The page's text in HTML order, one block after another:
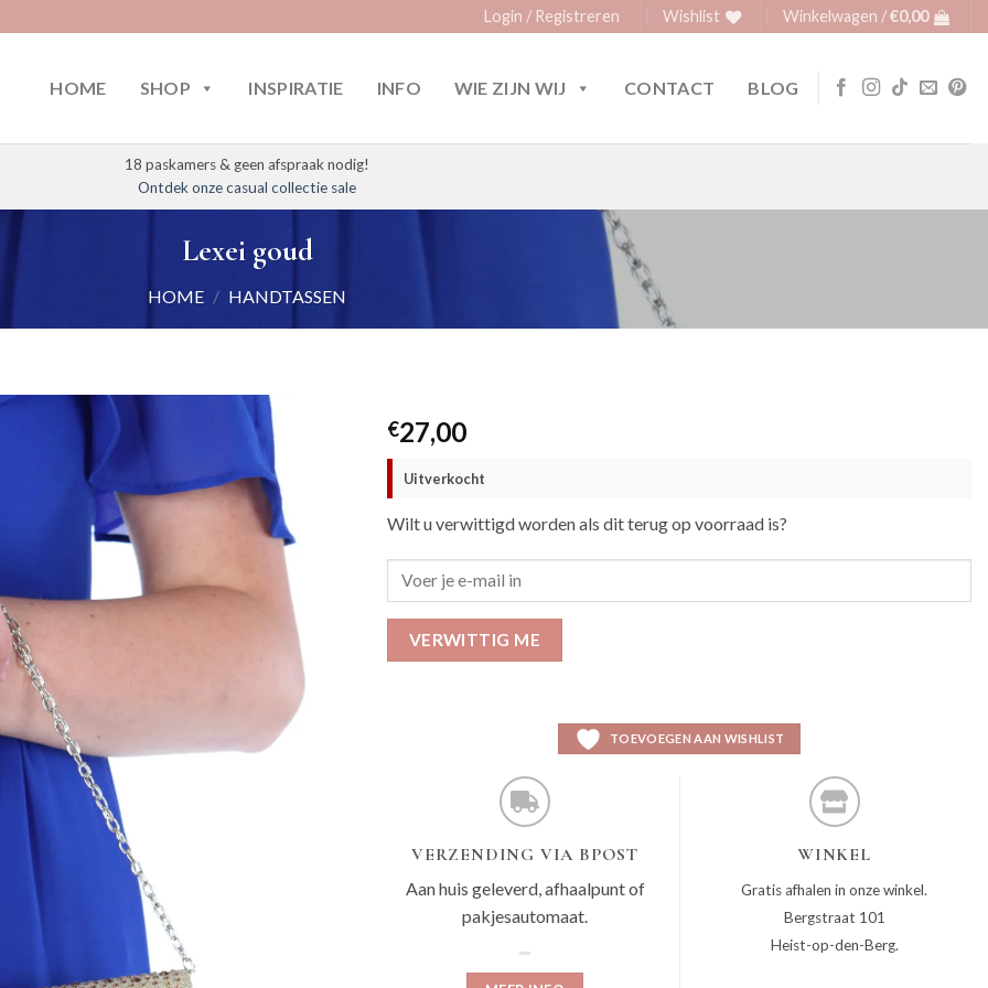
Login / Registreren Wishlist Winkelwagen /€0,00
HOME SHOP INSPIRATIE INFO WIE ZIJN WIJ CONTACT BLOG
18 paskamers & geen afspraak nodig!
Ontdek onze casual collectie sale
Lexei goud
HOME / HANDTASSEN
€27,00
Uitverkocht
Wilt u verwittigd worden als dit terug op voorraad is?
VERWITTIG ME
TOEVOEGEN AAN WISHLIST
VERZENDING VIA BPOST
Aan huis geleverd, afhaalpunt of
pakjesautomaat.
WINKEL
Gratis afhalen in onze winkel.
Bergstraat 101
Heist-op-den-Berg.